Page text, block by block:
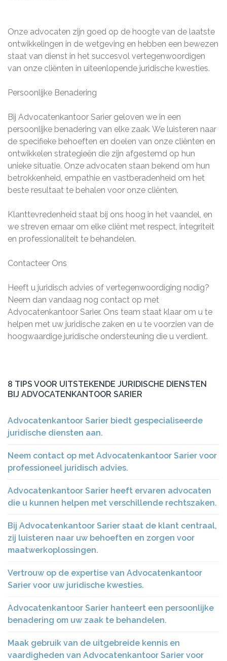
Onze advocaten zijn goed op de hoogte van de laatste
ontwikkelingen in de wetgeving en hebben een bewezen
staat van dienst in het succesvol vertegenwoordigen
van onze cliënten in uiteenlopende juridische kwesties.
Persoonlijke Benadering
Bij Advocatenkantoor Sarier geloven we in een
persoonlijke benadering van elke zaak. We luisteren naar
de specifieke behoeften en doelen van onze cliënten en
ontwikkelen strategieën die zijn afgestemd op hun
unieke situatie. Onze advocaten staan bekend om hun
betrokkenheid, empathie en vastberadenheid om het
beste resultaat te behalen voor onze cliënten.
Klanttevredenheid staat bij ons hoog in het vaandel, en
we streven ernaar om elke cliënt met respect, integriteit
en professionaliteit te behandelen.
Contacteer Ons
Heeft u juridisch advies of vertegenwoordiging nodig?
Neem dan vandaag nog contact op met
Advocatenkantoor Sarier. Ons team staat klaar om u te
helpen met uw juridische zaken en u te voorzien van de
hoogwaardige juridische ondersteuning die u verdient.
8 TIPS VOOR UITSTEKENDE JURIDISCHE DIENSTEN
BIJ ADVOCATENKANTOOR SARIER
Advocatenkantoor Sarier biedt gespecialiseerde
juridische diensten aan.
Neem contact op met Advocatenkantoor Sarier voor
professioneel juridisch advies.
Advocatenkantoor Sarier heeft ervaren advocaten
die u kunnen helpen met verschillende rechtszaken.
Bij Advocatenkantoor Sarier staat de klant centraal,
zij luisteren naar uw behoeften en zorgen voor
maatwerkoplossingen.
Vertrouw op de expertise van Advocatenkantoor
Sarier voor uw juridische kwesties.
Advocatenkantoor Sarier hanteert een persoonlijke
benadering om uw zaak te behandelen.
Maak gebruik van de uitgebreide kennis en
vaardigheden van Advocatenkantoor Sarier voor